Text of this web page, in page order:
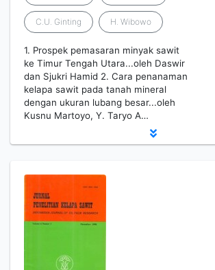
C.U. Ginting H. Wibowo
1. Prospek pemasaran minyak sawit
ke Timur Tengah Utara...oleh Daswir
dan Sjukri Hamid 2. Cara penanaman
kelapa sawit pada tanah mineral
dengan ukuran lubang besar...oleh
Kusnu Martoyo, Y. Taryo A…